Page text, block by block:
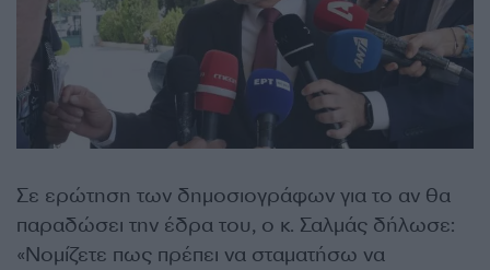
Σε ερώτηση των δημοσιογράφων για το αν θα
παραδώσει την έδρα του, ο κ. Σαλμάς δήλωσε:
«Νομίζετε πως πρέπει να σταματήσω να